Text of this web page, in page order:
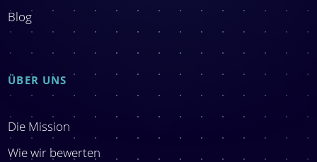
Blog
ÜBER UNS
Die Mission
Wie wir bewerten